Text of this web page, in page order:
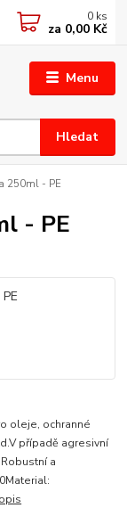
Menu
Hledat
0 ks
za 0,00 Kč
250ml - PE
- PE
oleje, ochranné
případě agresivní
a